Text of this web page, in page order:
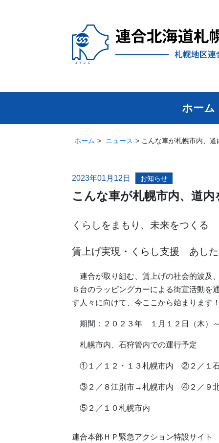
ホーム
ホーム ニュース こんな車が札幌市内、
2023年01月12日 お知らせ
こんな車が札幌市内、道
くらしをまもり、未来をつくる
賃上げ実現・くらし支援 あし
連合が取り組む、賃上げの社会的波及
６台のラッピングカーによる街宣活動を
す人々に向けて、今ここから始まります
期間：２０２３年 １月１２日（木）
札幌市内、石狩管内での運行予定
①１／１２・１３札幌市内 ②２／１
③２／８江別市→札幌市内 ④２／９
⑤２／１０札幌市内
連合本部ＨＰ緊急アクション特設サ